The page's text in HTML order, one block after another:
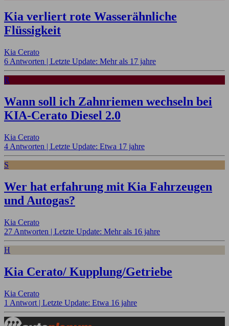
Kia verliert rote Wasserähnliche
Flüssigkeit
Kia Cerato
6 Antworten | Letzte Update: Mehr als 17 jahre
R
Wann soll ich Zahnriemen wechseln bei
KIA-Cerato Diesel 2.0
Kia Cerato
4 Antworten | Letzte Update: Etwa 17 jahre
S
Wer hat erfahrung mit Kia Fahrzeugen
und Autogas?
Kia Cerato
27 Antworten | Letzte Update: Mehr als 16 jahre
H
Kia Cerato/ Kupplung/Getriebe
Kia Cerato
1 Antwort | Letzte Update: Etwa 16 jahre